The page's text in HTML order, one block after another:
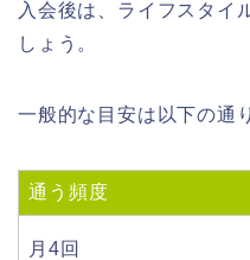
入会後は、ライフスタイ
しょう。
一般的な目安は以下の通
通う頻度
月4回